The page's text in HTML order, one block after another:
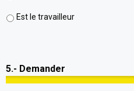
Est le travailleur
5.- Demander